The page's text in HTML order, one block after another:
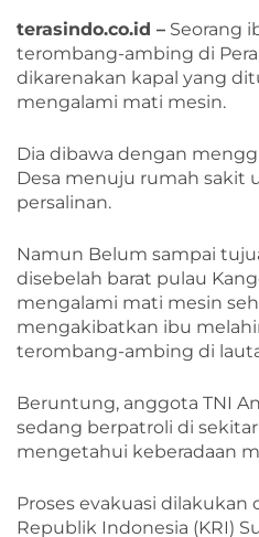
terasindo.co.id – Seorang
terombang-ambing di
dikarenakan kapal yang
mengalami mati mesin.
Dia dibawa dengan
Desa menuju rumah sakit
persalinan.
Namun Belum sampai
disebelah barat pulau
mengalami mati mesin
mengakibatkan ibu
terombang-ambing di
Beruntung, anggota TNI
sedang berpatroli di
mengetahui keberadaan
Proses evakuasi dilakukan
Republik Indonesia (KRI)